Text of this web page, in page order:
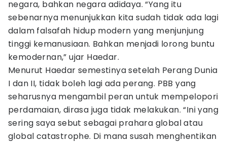
negara, bahkan negara adidaya. “Yang itu
sebenarnya menunjukkan kita sudah tidak ada lagi
dalam falsafah hidup modern yang menjunjung
tinggi kemanusiaan. Bahkan menjadi lorong buntu
kemodernan,” ujar Haedar.
Menurut Haedar semestinya setelah Perang Dunia
I dan II, tidak boleh lagi ada perang. PBB yang
seharusnya mengambil peran untuk mempelopori
perdamaian, dirasa juga tidak melakukan. “Ini yang
sering saya sebut sebagai prahara global atau
global catastrophe. Di mana susah menghentikan